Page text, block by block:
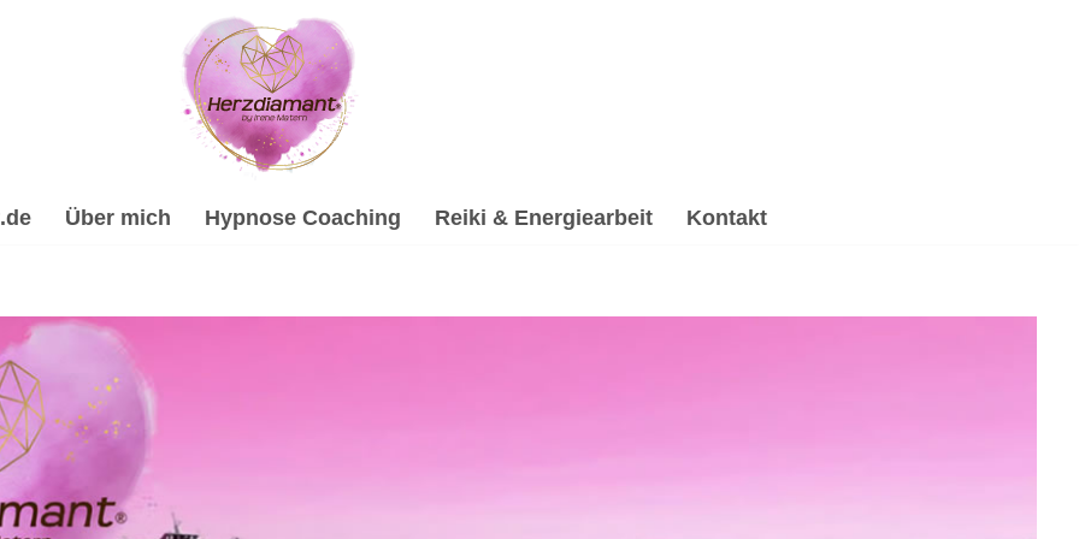
Über mich Hypnose Coaching Reiki & Energiearbeit Kontakt
✔️Heilhypnose, Reiki & Energiearbeit, Psychologische Beratung, Spirituelle Trauerverarbeitung &
Online Hypnose-Coach & psychologische Beraterin. ✔️ Hypnose, ☑️ Spirituelle Trauerverarbeitung & Trauerhilfe,
✔️ Spirituelles Coaching für Bad Teinach-Zavelstein. Ich begleite Dich auf Deinem Weg ✉.